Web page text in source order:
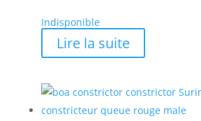
Indisponible
Lire la suite